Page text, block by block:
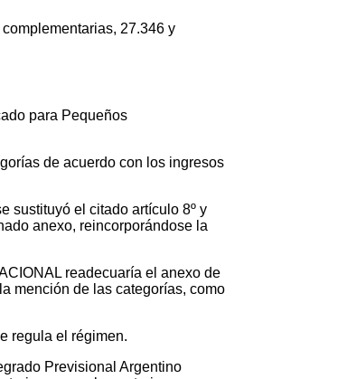
27.346 y
para Pequeños
de acuerdo con los ingresos
sustituyó el citado artículo 8º y
anexo, reincorporándose la
readecuaría el anexo de
mención de las categorías, como
regula el régimen.
Previsional Argentino